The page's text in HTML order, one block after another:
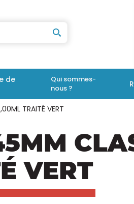
de
Qui sommes-
nous ?
TRAITÉ VERT
VERT